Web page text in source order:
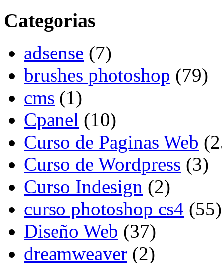
Categorias
adsense (7)
brushes photoshop (79)
cms (1)
Cpanel (10)
Curso de Paginas Web
Curso de Wordpress (3)
Curso Indesign (2)
curso photoshop cs4 (55)
Diseño Web (37)
dreamweaver (2)